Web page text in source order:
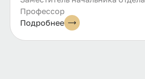
Профессор
Подробнее